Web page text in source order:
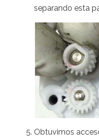
separando esta
Obtuvimos